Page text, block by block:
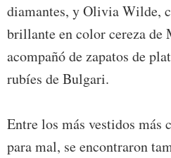
diamantes, y Olivia Wilde,
brillante en color cereza de
acompañó de zapatos de
rubíes de Bulgari.
Entre los más vestidos más
para mal, se encontraron